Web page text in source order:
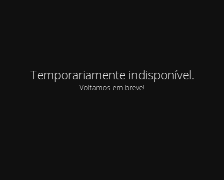
Temporariamente indisponível.
Voltamos em breve!